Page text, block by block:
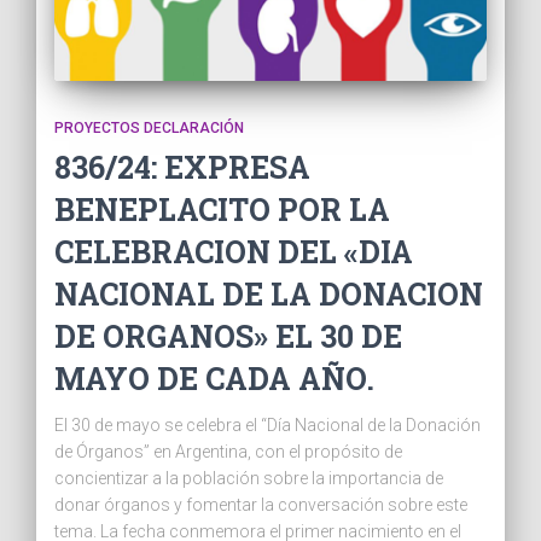
PROYECTOS DECLARACIÓN
836/24: EXPRESA
BENEPLACITO POR LA
CELEBRACION DEL «DIA
NACIONAL DE LA DONACION
DE ORGANOS» EL 30 DE
MAYO DE CADA AÑO.
El 30 de mayo se celebra el “Día Nacional de la Donación
de Órganos” en Argentina, con el propósito de
concientizar a la población sobre la importancia de
donar órganos y fomentar la conversación sobre este
tema. La fecha conmemora el primer nacimiento en el